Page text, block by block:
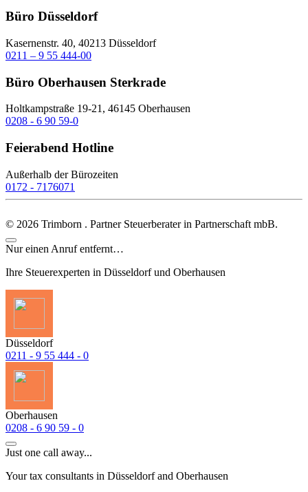
Büro Düsseldorf
Kasernenstr. 40, 40213 Düsseldorf
0211 – 9 55 444-00
Büro Oberhausen Sterkrade
Holtkampstraße 19-21, 46145 Oberhausen
0208 - 6 90 59-0
Feierabend Hotline
Außerhalb der Bürozeiten
0172 - 7176071
© 2026 Trimborn . Partner Steuerberater in Partnerschaft mbB.
Nur einen Anruf entfernt…
Ihre Steuerexperten in Düsseldorf und Oberhausen
Düsseldorf
0211 - 9 55 444 - 0
Oberhausen
0208 - 6 90 59 - 0
Just one call away...
Your tax consultants in Düsseldorf and Oberhausen